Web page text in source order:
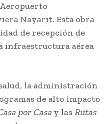
Nayarit. Esta obra
de recepción de
infraestructura aérea
la administración
de alto impacto
por Casa y las Rutas